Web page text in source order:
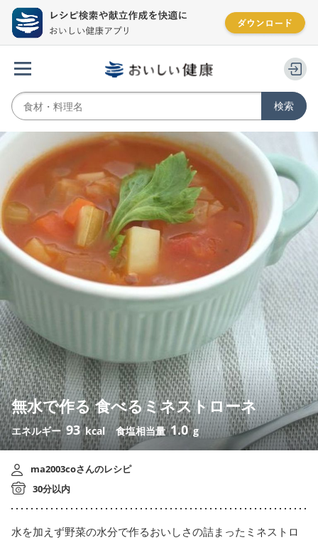
無水で作る 食べるミネストローネ
エネルギー 93 kcal 食塩相当量1.0 g
ma2003coさんのレシピ
30分以内
水を加えず野菜の水分で作るおいしさの詰まったミネストロ